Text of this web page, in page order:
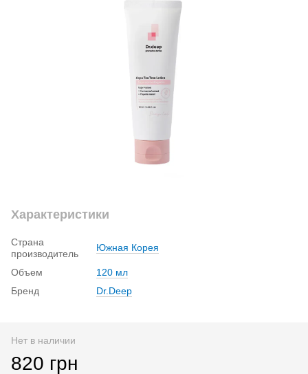
Характеристики
Страна
производитель
Южная Корея
Объем
120 мл
Бренд
Dr.Deep
Нет в наличии
820 грн